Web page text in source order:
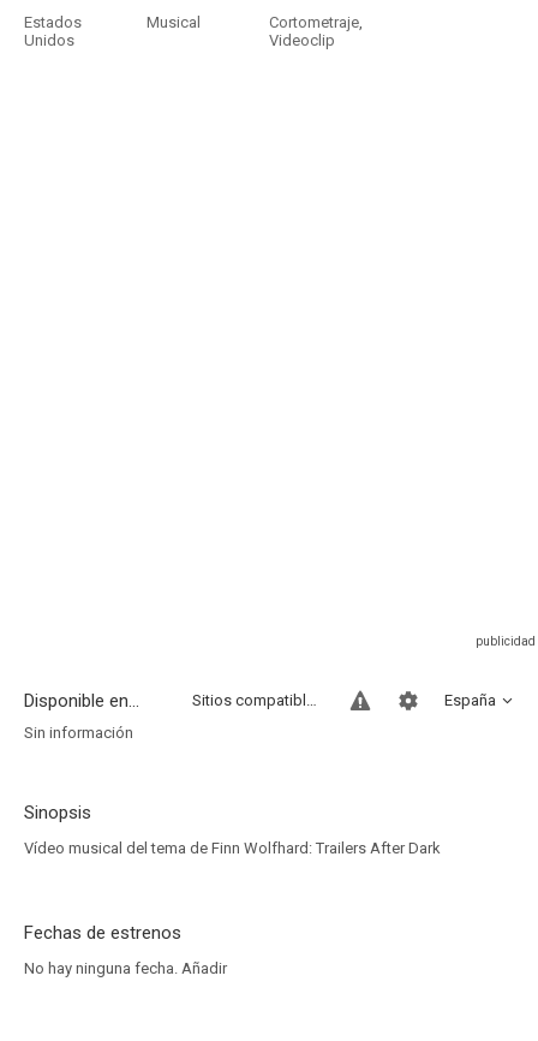
Estados
Unidos
Musical Cortometraje,
Videoclip
Disponible en... España
Sitios compatibles
Sin información
Sinopsis
Vídeo musical del tema de Finn Wolfhard: Trailers After Dark
Fechas de estrenos
No hay ninguna fecha. Añadir